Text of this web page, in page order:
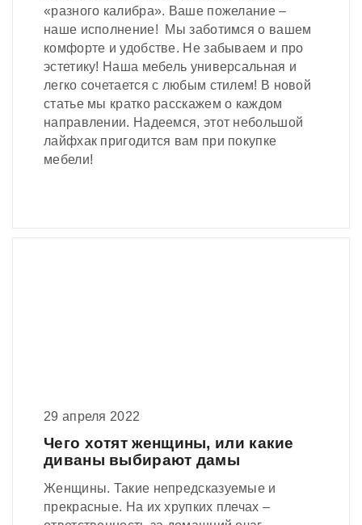
«разного калибра». Ваше пожелание –
наше исполнение! Мы заботимся о вашем
комфорте и удобстве. Не забываем и про
эстетику! Наша мебель универсальная и
легко сочетается с любым стилем! В новой
статье мы кратко расскажем о каждом
направлении. Надеемся, этот небольшой
лайфхак пригодится вам при покупке
мебели!
29 апреля 2022
Чего хотят женщины, или какие
диваны выбирают дамы
Женщины. Такие непредсказуемые и
прекрасные. На их хрупких плечах –